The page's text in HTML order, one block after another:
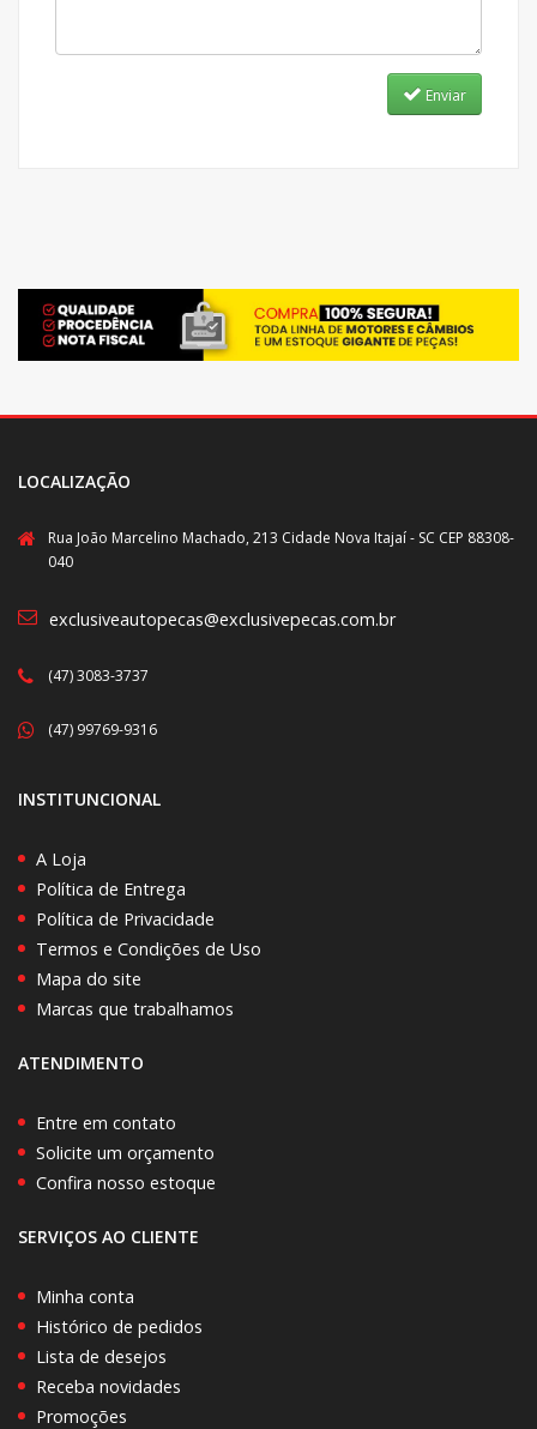
Enviar
LOCALIZAÇÃO
Rua João Marcelino Machado, 213 Cidade Nova Itajaí - SC CEP 88308-
040
exclusiveautopecas@exclusivepecas.com.br
(47) 3083-3737
(47) 99769-9316
INSTITUNCIONAL
A Loja
Política de Entrega
Política de Privacidade
Termos e Condições de Uso
Mapa do site
Marcas que trabalhamos
ATENDIMENTO
Entre em contato
Solicite um orçamento
Confira nosso estoque
SERVIÇOS AO CLIENTE
Minha conta
Histórico de pedidos
Lista de desejos
Receba novidades
Promoções